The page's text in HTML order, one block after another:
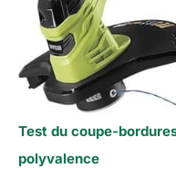
Test du coupe-
polyvalence